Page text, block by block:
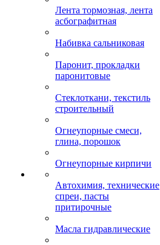
Лента тормозная, лента
асбографитная
Набивка сальниковая
Паронит, прокладки
паронитовые
Стеклоткани, текстиль
строительный
Огнеупорные смеси,
глина, порошок
Огнеупорные кирпичи
Автохимия, технические
спреи, пасты
притирочные
Масла гидравлические